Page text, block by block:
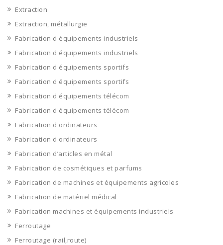
Extraction
Extraction, métallurgie
Fabrication d'équipements industriels
Fabrication d'équipements industriels
Fabrication d'équipements sportifs
Fabrication d'équipements sportifs
Fabrication d'équipements télécom
Fabrication d'équipements télécom
Fabrication d'ordinateurs
Fabrication d'ordinateurs
Fabrication d’articles en métal
Fabrication de cosmétiques et parfums
Fabrication de machines et équipements agricoles
Fabrication de matériel médical
Fabrication machines et équipements industriels
Ferroutage
Ferroutage (rail,route)